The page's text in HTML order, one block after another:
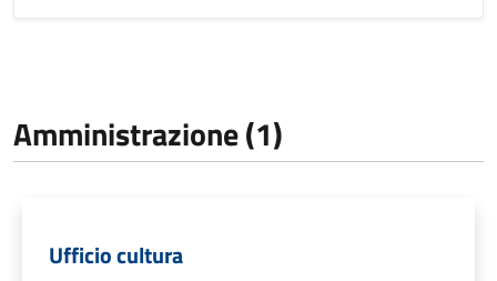
Amministrazione (1)
Ufficio cultura